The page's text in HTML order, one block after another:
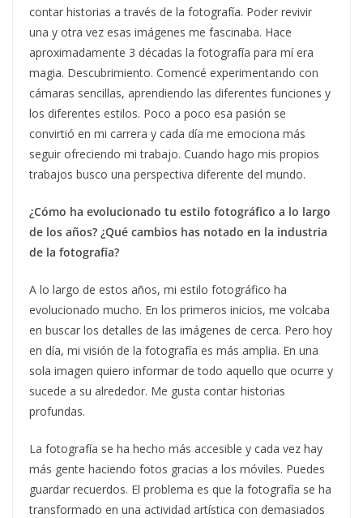
contar historias a través de la fotografía. Poder revivir
una y otra vez esas imágenes me fascinaba. Hace
aproximadamente 3 décadas la fotografía para mí era
magia. Descubrimiento. Comencé experimentando con
cámaras sencillas, aprendiendo las diferentes funciones y
los diferentes estilos. Poco a poco esa pasión se
convirtió en mi carrera y cada día me emociona más
seguir ofreciendo mi trabajo. Cuando hago mis propios
trabajos busco una perspectiva diferente del mundo.
¿Cómo ha evolucionado tu estilo fotográfico a lo largo
de los años? ¿Qué cambios has notado en la industria
de la fotografía?
A lo largo de estos años, mi estilo fotográfico ha
evolucionado mucho. En los primeros inicios, me volcaba
en buscar los detalles de las imágenes de cerca. Pero hoy
en día, mi visión de la fotografía es más amplia. En una
sola imagen quiero informar de todo aquello que ocurre y
sucede a su alrededor. Me gusta contar historias
profundas.
La fotografía se ha hecho más accesible y cada vez hay
más gente haciendo fotos gracias a los móviles. Puedes
guardar recuerdos. El problema es que la fotografía se ha
transformado en una actividad artística con demasiados